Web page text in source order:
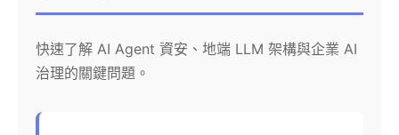
快速了解 AI Agent 資安、地端 LLM 架構與企業 AI
治理的關鍵問題。